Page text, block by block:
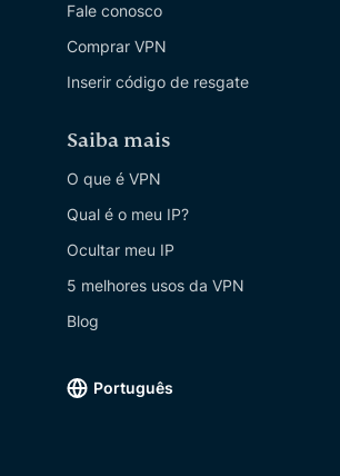
Fale conosco
Comprar VPN
Inserir código de resgate
Saiba mais
O que é VPN
Qual é o meu IP?
Ocultar meu IP
5 melhores usos da VPN
Blog
Português